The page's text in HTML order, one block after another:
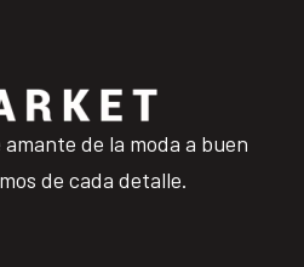
de la moda a buen
de cada detalle.